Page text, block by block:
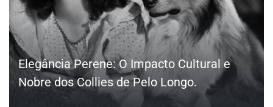
Elegância Perene: O Impacto Cultural e
Nobre dos Collies de Pelo Longo.